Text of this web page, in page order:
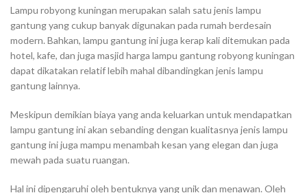
Lampu robyong kuningan merupakan salah satu jenis lampu
gantung yang cukup banyak digunakan pada rumah berdesain
modern. Bahkan, lampu gantung ini juga kerap kali ditemukan pada
hotel, kafe, dan juga masjid harga lampu gantung robyong kuningan
dapat dikatakan relatif lebih mahal dibandingkan jenis lampu
gantung lainnya.
Meskipun demikian biaya yang anda keluarkan untuk mendapatkan
lampu gantung ini akan sebanding dengan kualitasnya jenis lampu
gantung ini juga mampu menambah kesan yang elegan dan juga
mewah pada suatu ruangan.
Hal ini dipengaruhi oleh bentuknya yang unik dan menawan. Oleh